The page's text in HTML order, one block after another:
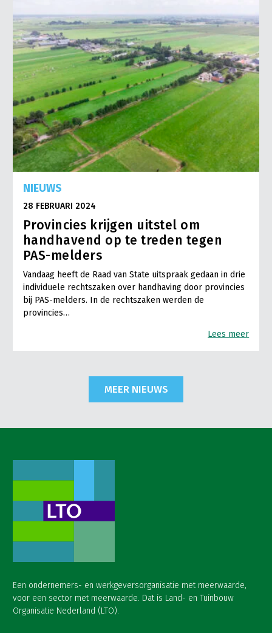
NIEUWS
28 FEBRUARI 2024
Provincies krijgen uitstel om
handhavend op te treden tegen
PAS-melders
Vandaag heeft de Raad van State uitspraak gedaan in drie
individuele rechtszaken over handhaving door provincies
bij PAS-melders. In de rechtszaken werden de
provincies…
Lees meer
MEER NIEUWS
Een ondernemers- en werkgeversorganisatie met meerwaarde,
voor een sector met meerwaarde. Dat is Land- en Tuinbouw
Organisatie Nederland (LTO).